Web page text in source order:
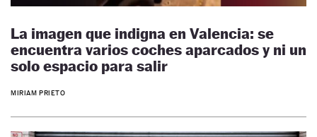
La imagen que indigna en Valencia: se
encuentra varios coches aparcados y ni un
solo espacio para salir
MIRIAM PRIETO